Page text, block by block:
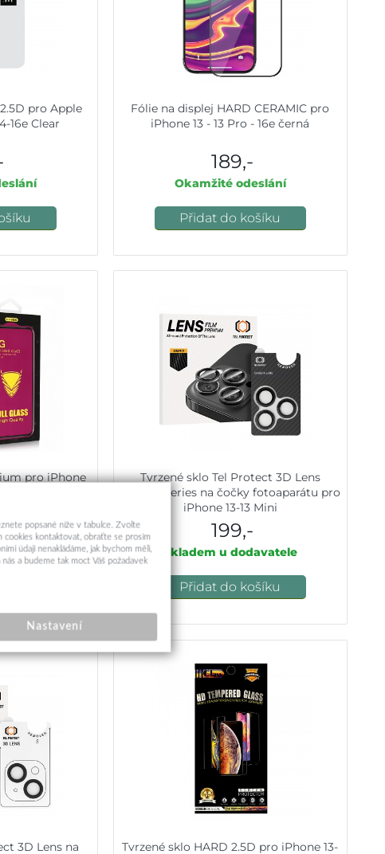
pro Apple
16e Clear
Fólie na displej HARD CERAMIC pro
iPhone 13 - 13 Pro - 16e černá
189,-
Okamžité odeslání
Přidat do košíku
pro iPhone
Tvrzené sklo Tel Protect 3D Lens
Aramid Series na čočky fotoaparátu pro
iPhone 13-13 Mini
199,-
Skladem u dodavatele
Přidat do košíku
3D Lens na
Tvrzené sklo HARD 2.5D pro iPhone 13-
popsané níže v tabulce. Zvolte
cookies kontaktovat, obraťte se prosím
údaji nenakládáme, jak bychom měli,
a budeme tak moct Váš požadavek
Nastavení